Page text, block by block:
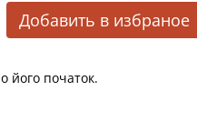
Добавить в избраное
його початок.